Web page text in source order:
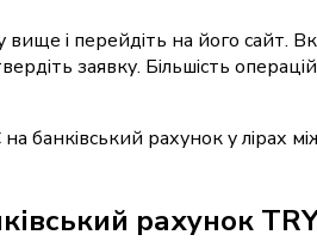
вище і перейдіть на його сайт.
заявку. Більшість
на банківський рахунок у лірах
рахунок